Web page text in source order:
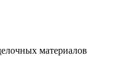
материалов